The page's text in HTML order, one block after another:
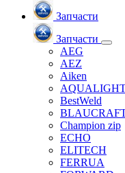
Запчасти
Запчасти
AEG
AEZ
Aiken
BestWeld
Champion zip
ECHO
ELITECH
FERRUA